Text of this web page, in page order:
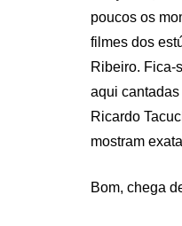
poucos os
filmes dos
Ribeiro. Fica-
aqui
Ricardo
mostram
Bom, chega